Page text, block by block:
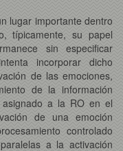
lugar importante dentro
típicamente, su papel
sin especificar
incorporar dicho
de las emociones,
de la información
a la RO en el
de una emoción
controlado
a la activación